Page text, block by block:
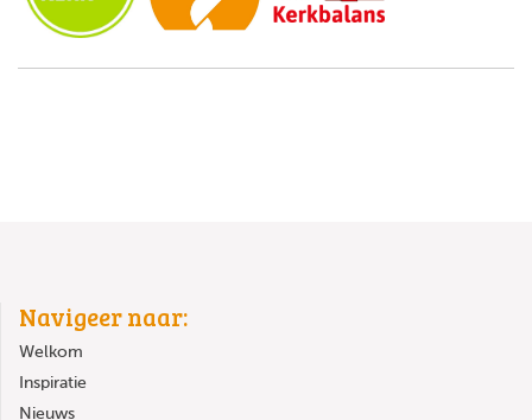
Navigeer naar:
Welkom
Inspiratie
Nieuws